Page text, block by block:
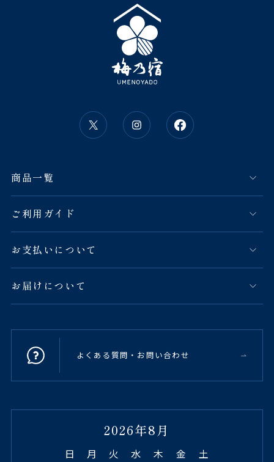
商品一覧
ご利用ガイド
お支払いについて
お届けについて
よくある質問・お問い合わせ
2026年8月
日 月 火 水 木 金 土